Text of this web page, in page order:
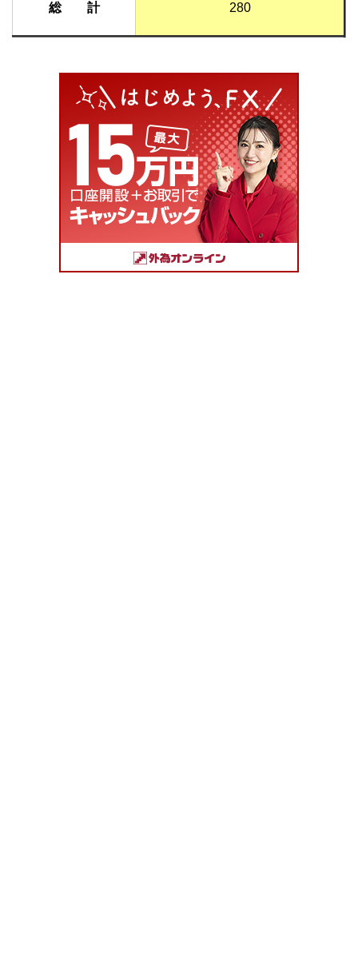
総 計 280